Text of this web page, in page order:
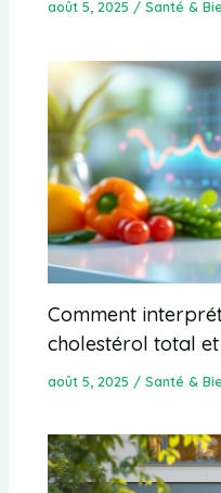
août 5, 2025 /Santé &
Comment
cholestérol total et
août 5, 2025 /Santé &